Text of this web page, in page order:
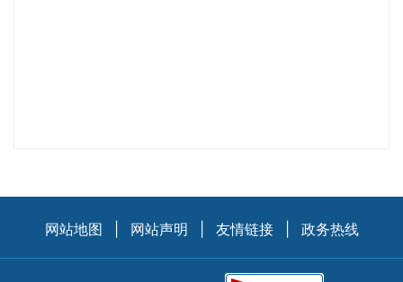
网站地图 网站声明 友情链接 政务热线